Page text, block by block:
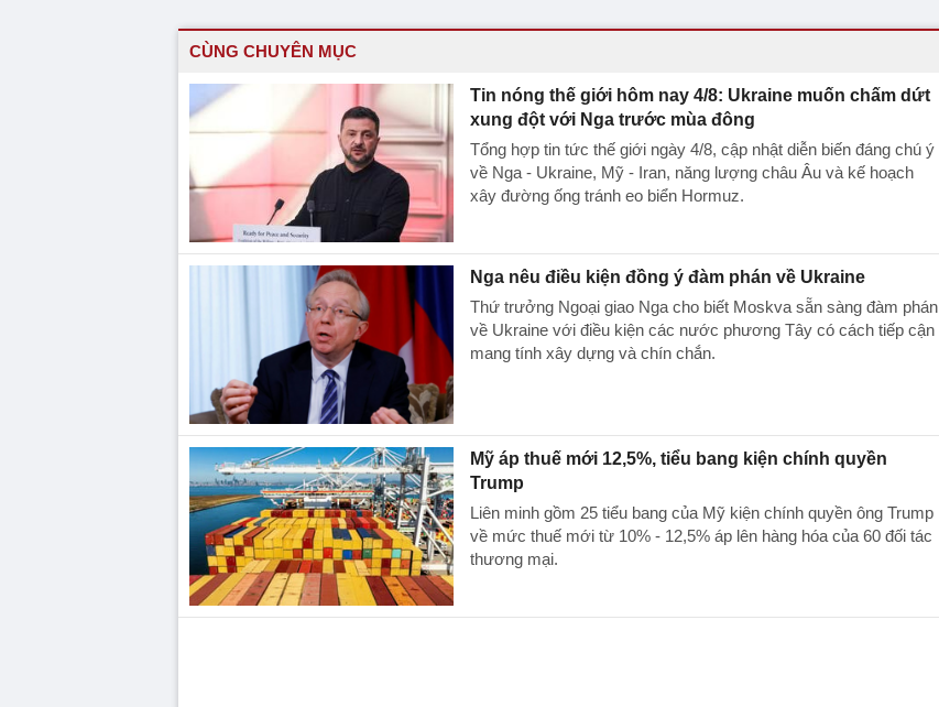
CÙNG CHUYÊN MỤC
Tin nóng thế giới hôm nay 4/8: Ukraine muốn chấm dứt
xung đột với Nga trước mùa đông
Tổng hợp tin tức thế giới ngày 4/8, cập nhật diễn biến đáng chú ý
về Nga - Ukraine, Mỹ - Iran, năng lượng châu Âu và kế hoạch
xây đường ống tránh eo biển Hormuz.
Nga nêu điều kiện đồng ý đàm phán về Ukraine
Thứ trưởng Ngoại giao Nga cho biết Moskva sẵn sàng đàm phán
về Ukraine với điều kiện các nước phương Tây có cách tiếp cận
mang tính xây dựng và chín chắn.
Mỹ áp thuế mới 12,5%, tiểu bang kiện chính quyền
Trump
Liên minh gồm 25 tiểu bang của Mỹ kiện chính quyền ông Trump
về mức thuế mới từ 10% - 12,5% áp lên hàng hóa của 60 đối tác
thương mại.